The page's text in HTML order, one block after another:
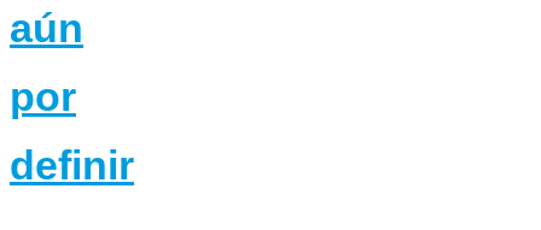
aún
por
definir